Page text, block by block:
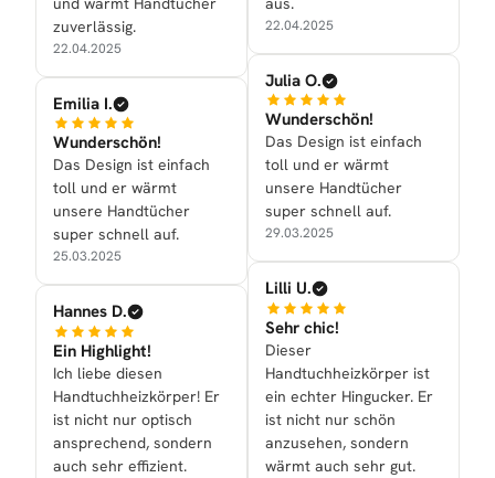
zuverlässig.
22.04.2025
Emilia I.
Wunderschön!
Das Design ist einfach
toll und er wärmt
unsere Handtücher
super schnell auf.
25.03.2025
Hannes D.
Ein Highlight!
Ich liebe diesen
Handtuchheizkörper! Er
ist nicht nur optisch
ansprechend, sondern
auch sehr effizient.
22.04.2025
Julia O.
Wunderschön!
Das Design ist einfach
toll und er wärmt
unsere Handtücher
super schnell auf.
29.03.2025
Lilli U.
Sehr chic!
Dieser
Handtuchheizkörper ist
ein echter Hingucker. Er
ist nicht nur schön
anzusehen, sondern
wärmt auch sehr gut.